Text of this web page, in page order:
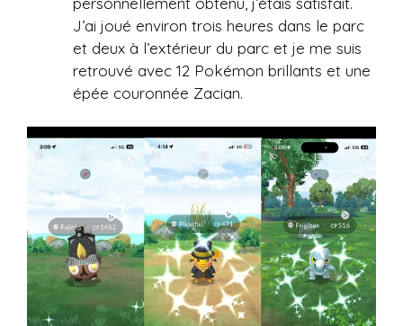
J’ai joué environ trois heures dans le parc
et deux à l’extérieur du parc et je me suis
retrouvé avec 12 Pokémon brillants et une
épée couronnée Zacian.